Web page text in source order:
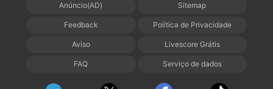
Anúncio(AD) Sitemap
Feedback Política de Privacidade
Aviso Livescore Grátis
FAQ Serviço de dados